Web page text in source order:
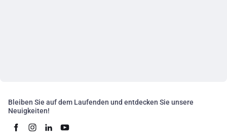
Bleiben Sie auf dem Laufenden und entdecken Sie unsere
Neuigkeiten!